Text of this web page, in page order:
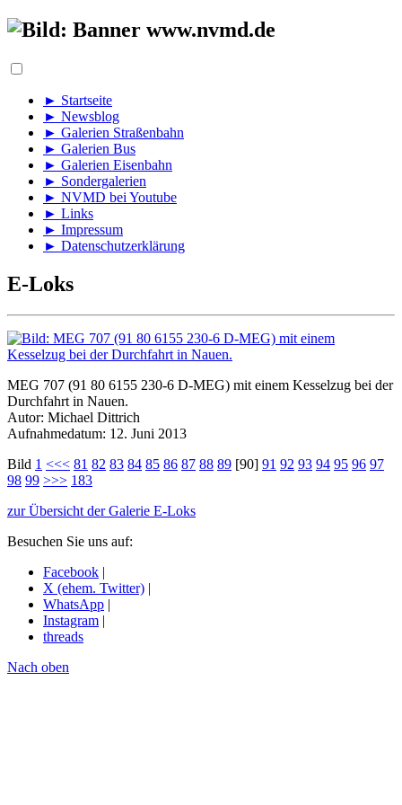
► Startseite
► Newsblog
► Galerien Straßenbahn
► Galerien Bus
► Galerien Eisenbahn
► Sondergalerien
► NVMD bei Youtube
► Links
► Impressum
► Datenschutzerklärung
E-Loks
MEG 707 (91 80 6155 230-6 D-MEG) mit einem Kesselzug bei der
Durchfahrt in Nauen.
Autor: Michael Dittrich
Aufnahmedatum: 12. Juni 2013
Bild 1 <<< 81 82 83 84 85 86 87 88 89 [90] 91 92 93 94 95 96 97
98 99 >>> 183
zur Übersicht der Galerie E-Loks
Besuchen Sie uns auf:
Facebook |
X (ehem. Twitter) |
WhatsApp |
Instagram |
threads
Nach oben